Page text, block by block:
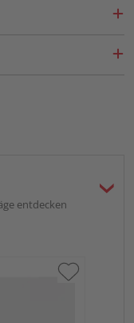
entdecken